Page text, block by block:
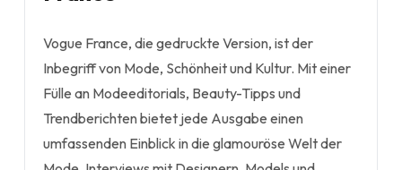
Vogue France, die gedruckte Version, ist der
Inbegriff von Mode, Schönheit und Kultur. Mit einer
Fülle an Modeeditorials, Beauty-Tipps und
Trendberichten bietet jede Ausgabe einen
umfassenden Einblick in die glamouröse Welt der